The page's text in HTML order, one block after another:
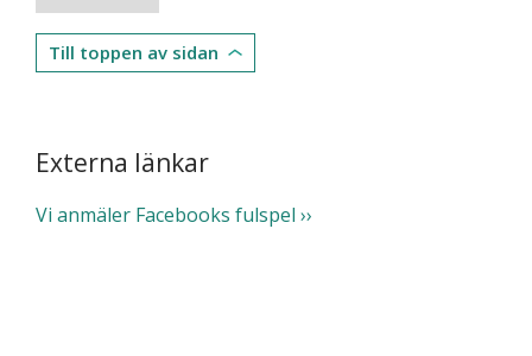
Till toppen av sidan
Externa länkar
Vi anmäler Facebooks fulspel